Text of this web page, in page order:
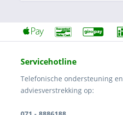
Servicehotline
Telefonische ondersteuning en
adviesverstrekking op: